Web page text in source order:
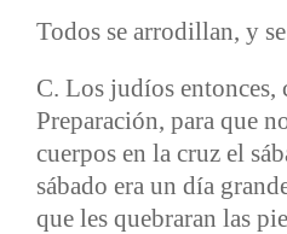
Todos se arrodillan, y
C. Los judíos entonces,
Preparación, para que
cuerpos en la cruz el
sábado era un día
que les quebraran las